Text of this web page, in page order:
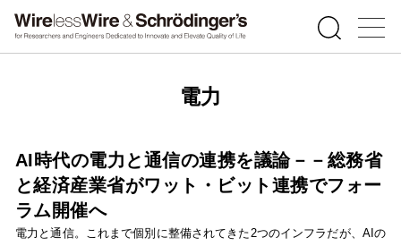
電力
AI時代の電力と通信の連携を議論－－総務省
と経済産業省がワット・ビット連携でフォー
ラム開催へ
電力と通信。これまで個別に整備されてきた2つのインフラだが、AIの